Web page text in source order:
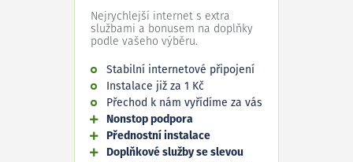
Nejrychlejší internet s extra
službami a bonusem na doplňky
podle vašeho výběru.
Stabilní internetové připojení
Instalace již za 1 Kč
Přechod k nám vyřídíme za vás
Nonstop podpora
Přednostní instalace
Doplňkové služby se slevou